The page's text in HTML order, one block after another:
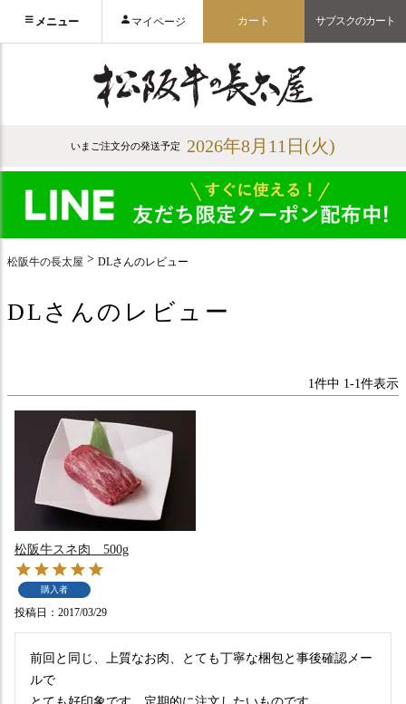
メニュー マイページ カート サブスクのカート
いまご注文分の発送予定 2026年8月11日(火)
松阪牛の長太屋 DLさんのレビュー
DLさんのレビュー
1件中 1-1件表示
松阪牛スネ肉 500g
購入者
投稿日 2017/03/29
前回と同じ、上質なお肉、とても丁寧な梱包と事後確認メー
ルで